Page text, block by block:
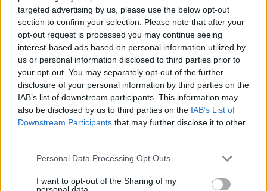
targeted advertising by us, please use the below opt-out
section to confirm your selection. Please note that after your
opt-out request is processed you may continue seeing
interest-based ads based on personal information utilized by
us or personal information disclosed to third parties prior to
your opt-out. You may separately opt-out of the further
disclosure of your personal information by third parties on the
IAB’s list of downstream participants. This information may
also be disclosed by us to third parties on the IAB’s List of
Downstream Participants that may further disclose it to other
Please note that this website/app uses one or more Google
not limited to your visit or usage behaviour. You may click to
Personal Data Processing Opt Outs
I want to opt-out of the Sharing of my
personal data.
ArmandsPuče:
“Skaidrs, ka tas ir
sarunāts “veikals”! Bet
vai jūs domājat, ka visi
Latvijā ir muļķi?”
Maskavaspretgaisa
aizsardzība izturējusi
milzīgu dronu vilni –
analītiķi izdara
secinājumus